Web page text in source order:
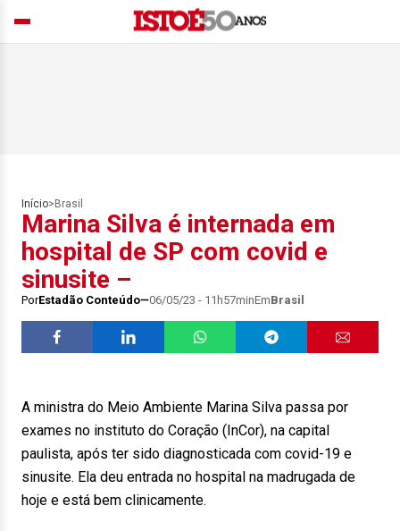
Início> Brasil
Marina Silva é internada em
hospital de SP com covid e
sinusite –
PorEstadão Conteúdo 06/05/23 - 11h57minEmBrasil
A ministra do Meio Ambiente Marina Silva passa por
exames no instituto do Coração (InCor), na capital
paulista, após ter sido diagnosticada com covid-19 e
sinusite. Ela deu entrada no hospital na madrugada de
hoje e está bem clinicamente.